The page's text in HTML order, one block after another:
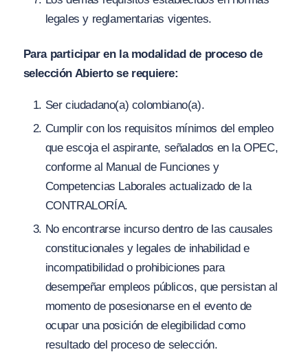
legales y reglamentarias vigentes.
Para participar en la modalidad de proceso de
selección Abierto se requiere:
Ser ciudadano(a) colombiano(a).
Cumplir con los requisitos mínimos del empleo
que escoja el aspirante, señalados en la OPEC,
conforme al Manual de Funciones y
Competencias Laborales actualizado de la
CONTRALORÍA.
No encontrarse incurso dentro de las causales
constitucionales y legales de inhabilidad e
incompatibilidad o prohibiciones para
desempeñar empleos públicos, que persistan al
momento de posesionarse en el evento de
ocupar una posición de elegibilidad como
resultado del proceso de selección.